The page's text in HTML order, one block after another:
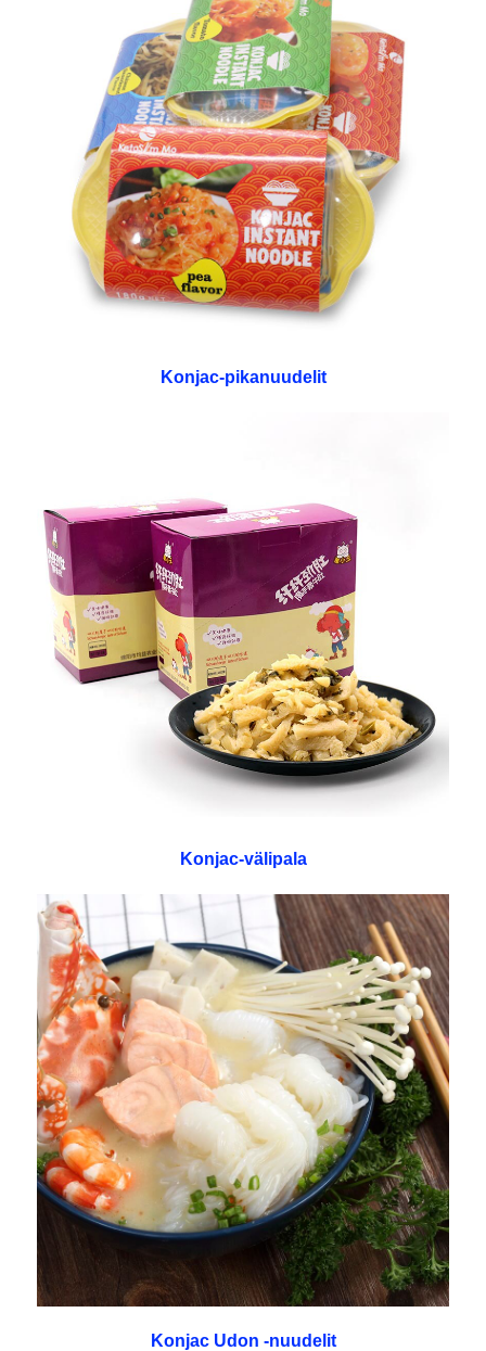
Konjac-pikanuudelit
Konjac-välipala
Konjac Udon -nuudelit